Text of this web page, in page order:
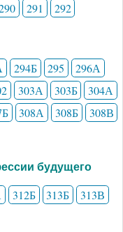
291 292
294Б 295
296А
303А 303Б
304А
308А 308Б
308В
будущего
312Б 313Б
313В